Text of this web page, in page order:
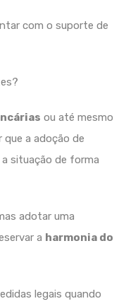
com o suporte de
ou até mesmo
a adoção de
situação de forma
adotar uma
a harmonia do
legais quando